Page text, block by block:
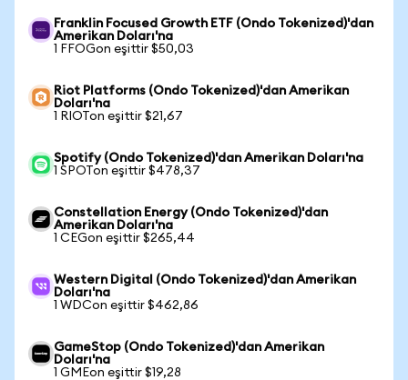
Franklin Focused Growth ETF (Ondo Tokenized)'dan
Amerikan Doları'na
1 FFOGon eşittir $50,03
Riot Platforms (Ondo Tokenized)'dan Amerikan
Doları'na
1 RIOTon eşittir $21,67
Spotify (Ondo Tokenized)'dan Amerikan Doları'na
1 SPOTon eşittir $478,37
Constellation Energy (Ondo Tokenized)'dan
Amerikan Doları'na
1 CEGon eşittir $265,44
Western Digital (Ondo Tokenized)'dan Amerikan
Doları'na
1 WDCon eşittir $462,86
GameStop (Ondo Tokenized)'dan Amerikan
Doları'na
1 GMEon eşittir $19,28